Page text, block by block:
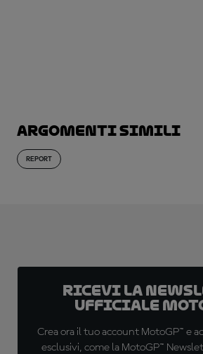
Argomenti simili
REPORT
Ricevi la
ufficiale
Crea ora il tuo account MotoGP™ e
esclusivi, come la MotoGP™